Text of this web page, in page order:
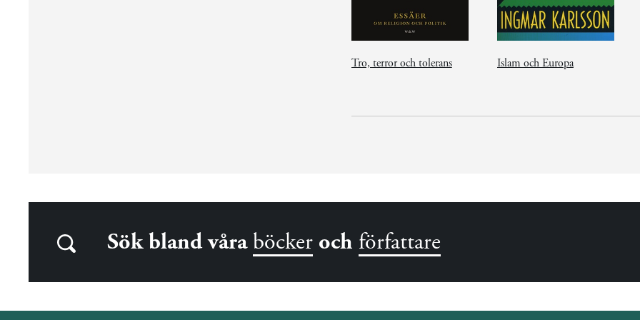
Tro, terror och tolerans Islam och Europa
Sök bland våra böcker och författare